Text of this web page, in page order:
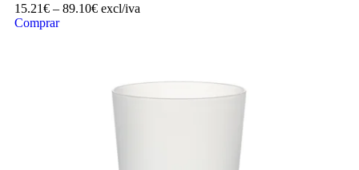
15.21€ – 89.10€ excl/iva
Comprar